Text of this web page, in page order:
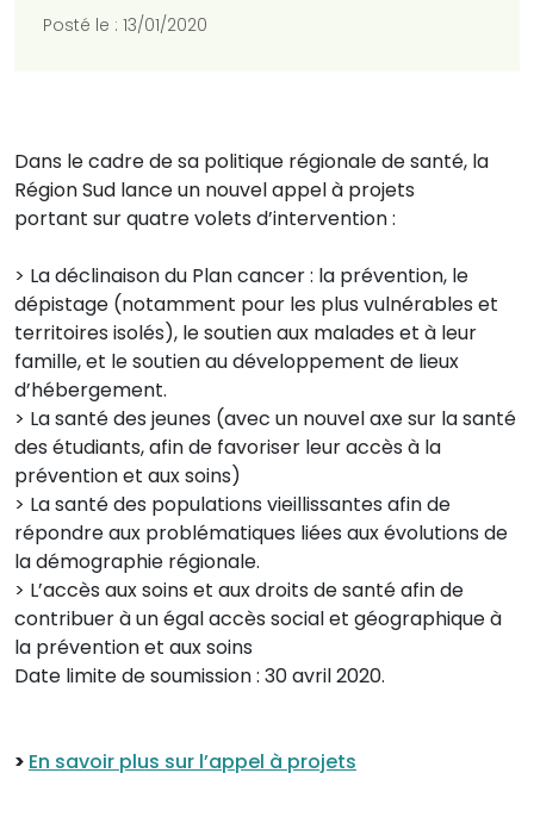
Posté le : 13/01/2020
Dans le cadre de sa politique régionale de santé, la
Région Sud lance un nouvel appel à projets
portant sur quatre volets d’intervention :
> La déclinaison du Plan cancer : la prévention, le
dépistage (notamment pour les plus vulnérables et
territoires isolés), le soutien aux malades et à leur
famille, et le soutien au développement de lieux
d’hébergement.
> La santé des jeunes (avec un nouvel axe sur la santé
des étudiants, afin de favoriser leur accès à la
prévention et aux soins)
> La santé des populations vieillissantes afin de
répondre aux problématiques liées aux évolutions de
la démographie régionale.
> L’accès aux soins et aux droits de santé afin de
contribuer à un égal accès social et géographique à
la prévention et aux soins
Date limite de soumission : 30 avril 2020.
> En savoir plus sur l’appel à projets